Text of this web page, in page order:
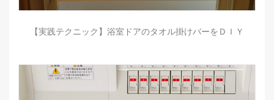
【実践テクニック】浴室ドアのタオル掛けバーをＤＩＹ